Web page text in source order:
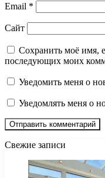
Email *
Сайт
Сохранить моё имя,
последующих моих
Уведомить меня о
Уведомлять меня о
Свежие записи